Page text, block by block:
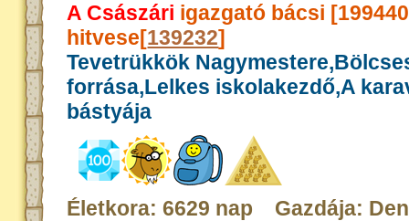
A Császári igazgató bácsi
hitvese[139232]
Tevetrükkök
forrása,Lelkes iskolakezdő,A
bástyája
Életkora: 6629 nap Gazdája: